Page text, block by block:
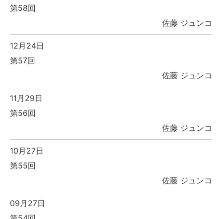
第58回
佐藤 ジュンコ
12月24日
第57回
佐藤 ジュンコ
11月29日
第56回
佐藤 ジュンコ
10月27日
第55回
佐藤 ジュンコ
09月27日